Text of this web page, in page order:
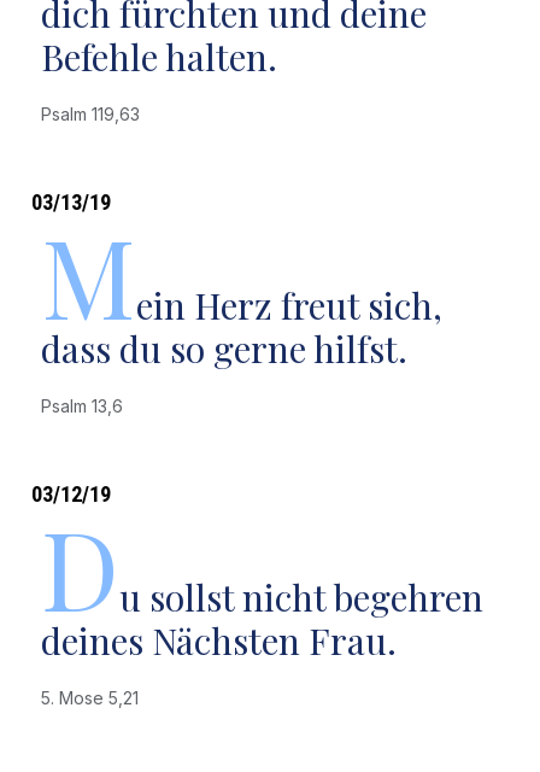
dich fürchten und deine
Befehle halten.
Psalm 119,63
03/13/19
Mein Herz freut sich,
dass du so gerne hilfst.
Psalm 13,6
03/12/19
Du sollst nicht begehren
deines Nächsten Frau.
5. Mose 5,21